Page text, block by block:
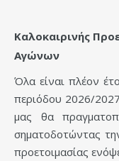
Καλοκαιρινής
Αγώνων
Όλα είναι πλέον
περιόδου 2026/
μας θα
σηματοδοτώντας
προετοιμασίας